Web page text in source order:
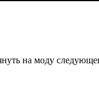
на моду